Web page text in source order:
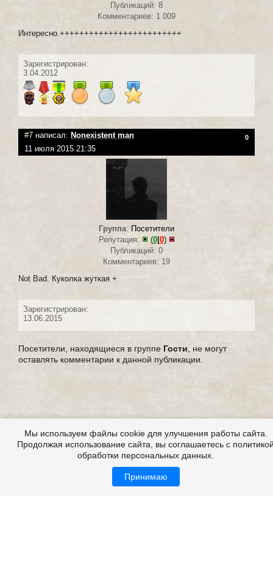
Публикаций: 8
Комментариев: 1 009
Интересно.+++++++++++++++++++++++++
Зарегистрирован:
3.04.2012
#7 написал: Nonexistent man 0
11 июля 2015 21:35
Группа: Посетители
Репутация:
(0| 0)
Публикаций: 0
Комментариев: 19
Not Bad. Куколка жуткая +
Зарегистрирован:
13.06.2015
Посетители, находящиеся в группе Гости , не могут
оставлять комментарии к данной публикации.
Мы используем файлы cookie для улучшения работы сайта.
Продолжая использование сайта, вы соглашаетесь с
обработки персональных данных.
Принимаю